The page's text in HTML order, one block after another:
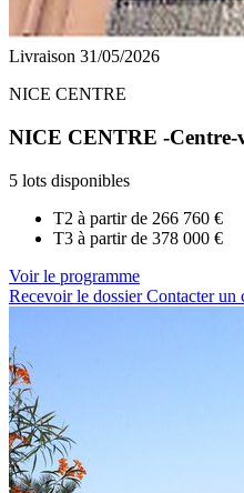
Livraison 31/05/2026
NICE CENTRE
NICE CENTRE -Centre-
5 lots disponibles
T2 à partir de 266 760 €
T3 à partir de 378 000 €
Voir le programme
Recevoir le dossierContacter un